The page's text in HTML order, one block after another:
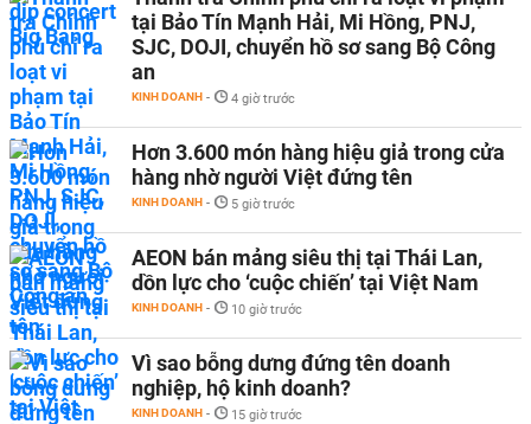
tại Bảo Tín Mạnh Hải, Mi Hồng, PNJ,
SJC, DOJI, chuyển hồ sơ sang Bộ Công
an
KINH DOANH - 4 giờ trước
Hơn 3.600 món hàng hiệu giả trong cửa
hàng nhờ người Việt đứng tên
KINH DOANH - 5 giờ trước
AEON bán mảng siêu thị tại Thái Lan,
dồn lực cho ‘cuộc chiến’ tại Việt Nam
KINH DOANH - 10 giờ trước
Vì sao bỗng dưng đứng tên doanh
nghiệp, hộ kinh doanh?
KINH DOANH - 15 giờ trước